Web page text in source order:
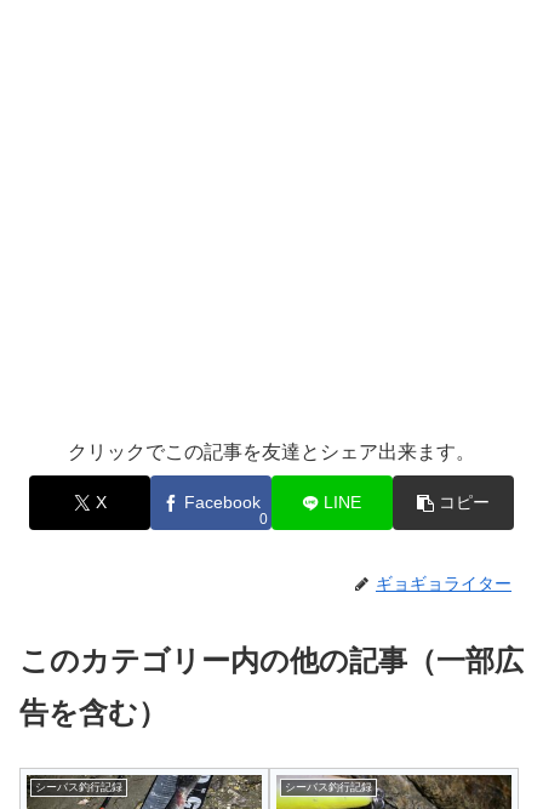
クリックでこの記事を友達とシェア出来ます。
X Facebook
0
LINE コピー
ギョギョライター
このカテゴリー内の他の記事（一部広
告を含む）
シーバス釣行記録 シーバス釣行記録